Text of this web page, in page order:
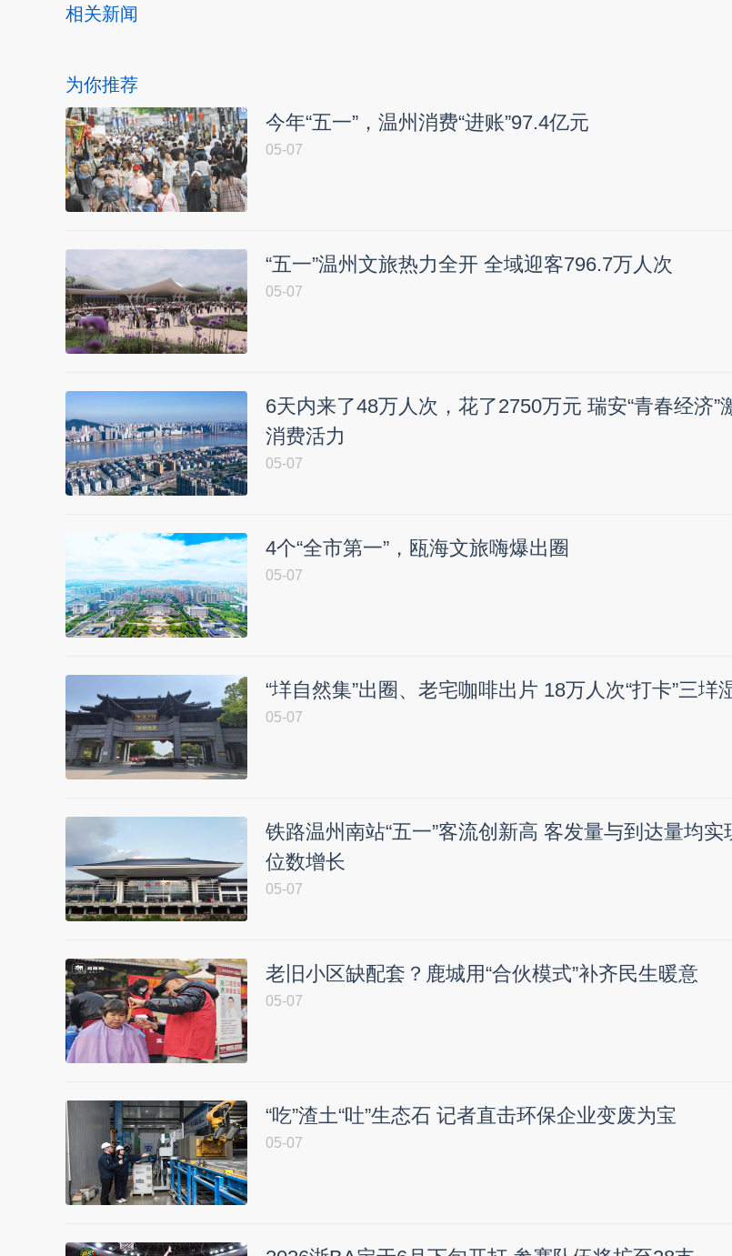
相关新闻
为你推荐
今年“五一”，温州消费“进账”97.4亿元
05-07
“五一”温州文旅热力全开 全域迎客796.7万人次
05-07
6天内来了48万人次，花了2750万元 瑞安“青春经济”
消费活力
05-07
4个“全市第一”，瓯海文旅嗨爆出圈
05-07
“垟自然集”出圈、老宅咖啡出片 18万人次“打卡”三垟
05-07
铁路温州南站“五一”客流创新高 客发量与到达量均实
位数增长
05-07
老旧小区缺配套？鹿城用“合伙模式”补齐民生暖意
05-07
“吃”渣土“吐”生态石 记者直击环保企业变废为宝
05-07